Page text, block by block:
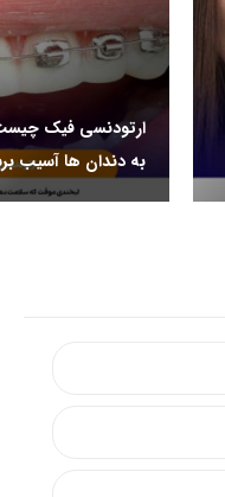
ارتودنسی فیک
به دندان ها آسیب